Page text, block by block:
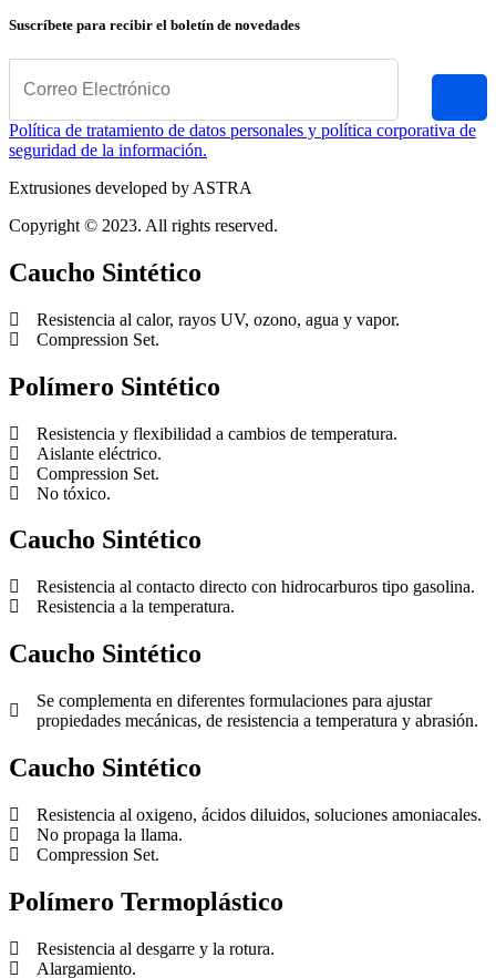
Suscríbete para recibir el boletín de novedades
Política de tratamiento de datos personales y política corporativa de
seguridad de la información.
Extrusiones developed by ASTRA
Copyright © 2023. All rights reserved.
Caucho Sintético
Resistencia al calor, rayos UV, ozono, agua y vapor.
Compression Set.
Polímero Sintético
Resistencia y flexibilidad a cambios de temperatura.
Aislante eléctrico.
Compression Set.
No tóxico.
Caucho Sintético
Resistencia al contacto directo con hidrocarburos tipo gasolina.
Resistencia a la temperatura.
Caucho Sintético
Se complementa en diferentes formulaciones para ajustar
propiedades mecánicas, de resistencia a temperatura y abrasión.
Caucho Sintético
Resistencia al oxigeno, ácidos diluidos, soluciones amoniacales.
No propaga la llama.
Compression Set.
Polímero Termoplástico
Resistencia al desgarre y la rotura.
Alargamiento.